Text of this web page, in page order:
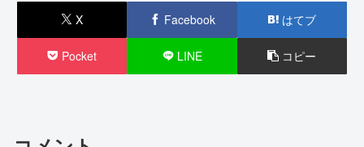
X Facebook はてブ
Pocket LINE コピー